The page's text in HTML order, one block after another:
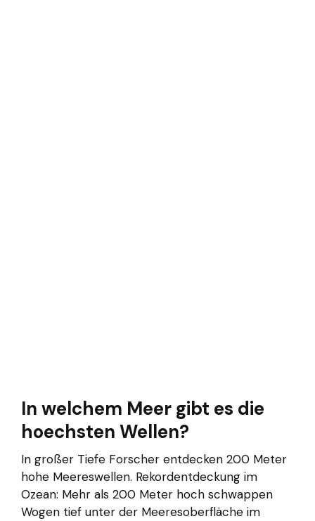
In welchem Meer gibt es die
hoechsten Wellen?
In großer Tiefe Forscher entdecken 200 Meter
hohe Meereswellen. Rekordentdeckung im
Ozean: Mehr als 200 Meter hoch schwappen
Wogen tief unter der Meeresoberfläche im